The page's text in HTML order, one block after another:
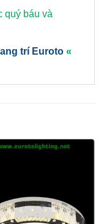
quý báu và
trí Euroto «